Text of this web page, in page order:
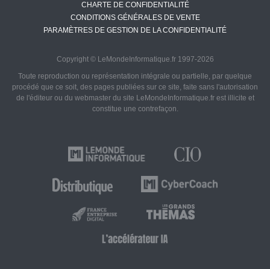
CHARTE DE CONFIDENTIALITÉ
CONDITIONS GÉNÉRALES DE VENTE
PARAMÈTRES DE GESTION DE LA CONFIDENTIALITÉ
Copyright © LeMondeInformatique.fr 1997-2026
Toute reproduction ou représentation intégrale ou partielle, par quelque
procédé que ce soit, des pages publiées sur ce site, faite sans l'autorisation
de l'éditeur ou du webmaster du site LeMondeInformatique.fr est illicite et
constitue une contrefaçon.